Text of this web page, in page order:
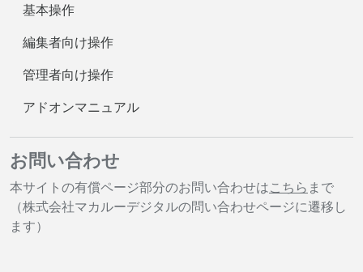
基本操作
編集者向け操作
管理者向け操作
アドオンマニュアル
お問い合わせ
本サイトの有償ページ部分のお問い合わせはこちら まで
（株式会社マカルーデジタルの問い合わせページに遷移し
ます）